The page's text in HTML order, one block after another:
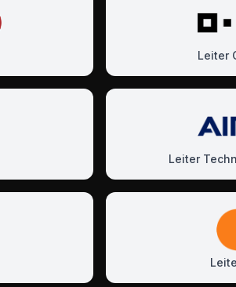
Leiter
Leiter